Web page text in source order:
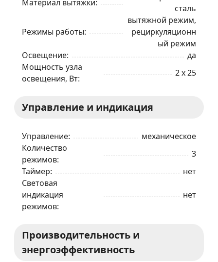
Материал вытяжки
сталь
Режимы работы
вытяжной режим,
рециркуляционн
ый режим
Освещение
да
Мощность узла
освещения, Вт
2 x 25
Управление и индикация
Управление
механическое
Количество
режимов
3
Таймер
нет
Световая
индикация
режимов
нет
Производительность и
энергоэффективность